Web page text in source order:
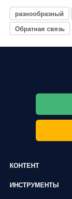
разнообразный
Обратная связь
КОНТЕНТ
ИНСТРУМЕНТЫ